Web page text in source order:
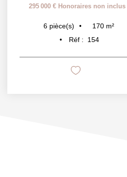
295 000 € Honoraires non inclus
6 pièce(s) 170 m²
Réf :
154